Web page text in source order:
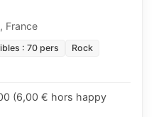
France
: 70 pers
Rock
(6,00 € hors happy